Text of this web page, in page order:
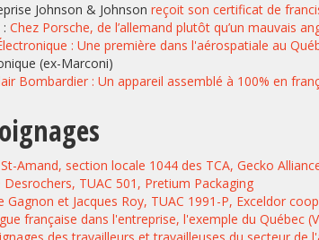
Johnson & Johnson reçoit son certificat de
Chez Porsche, de l’allemand plutôt qu’un mauvais
: Une première dans l'aérospatiale au
(ex-Marconi)
Bombardier : Un appareil assemblé à 100% en
Amand, section locale 1044 des TCA, Gecko
Desrochers, TUAC 501, Pretium Packaging
Gagnon et Jacques Roy, TUAC 1991-P, Exceldor
française dans l'entreprise, l'exemple du Québec